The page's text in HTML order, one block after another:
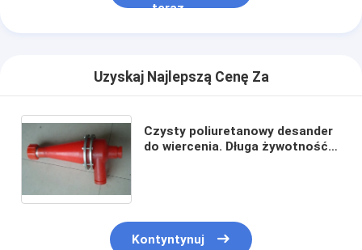
teraz
Uzyskaj Najlepszą Cenę Za
Czysty poliuretanowy desander
do wiercenia. Długa żywotność,
Kontyntynuj